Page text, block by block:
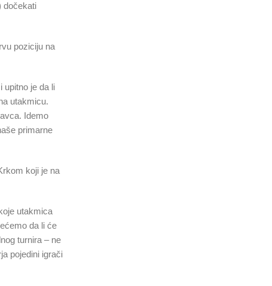
dočekati
poziciju na
upitno je da li
utakmicu.
Idemo
primarne
koji je na
utakmica
da li će
turnira – ne
pojedini igrači